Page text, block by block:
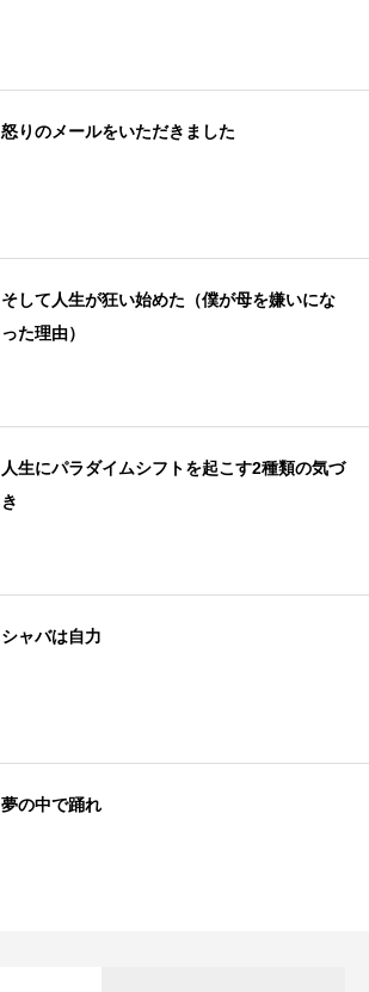
怒りのメールをいただきました
そして人生が狂い始めた（僕が母を嫌いにな
った理由）
人生にパラダイムシフトを起こす2種類の気づ
き
シャバは自力
夢の中で踊れ